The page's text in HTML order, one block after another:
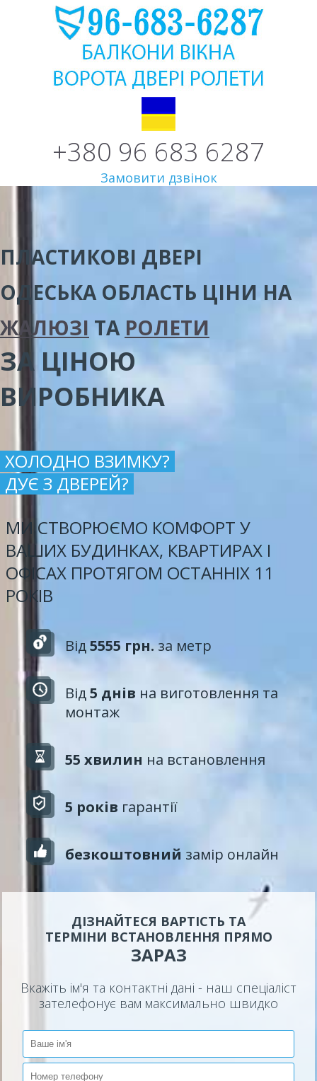
+380 96 683 6287
Замовити дзвінок
ПЛАСТИКОВІ ДВЕРІ
ОДЕСЬКА ОБЛАСТЬ ЦІНИ НА
ЖАЛЮЗІ ТА РОЛЕТИ
ЗА ЦІНОЮ
ВИРОБНИКА
ХОЛОДНО ВЗИМКУ?
ДУЄ З ДВЕРЕЙ?
МИ СТВОРЮЄМО КОМФОРТ У
ВАШИХ БУДИНКАХ, КВАРТИРАХ І
ОФІСАХ ПРОТЯГОМ ОСТАННІХ 11
РОКІВ
Від5555 грн.за метр
Від5 днів на виготовлення та
монтаж
55 хвилин на встановлення
5 років гарантії
безкоштовний замір онлайн
ДІЗНАЙТЕСЯ ВАРТІСТЬ ТА
ТЕРМІНИ ВСТАНОВЛЕННЯ ПРЯМО
ЗАРАЗ
Вкажіть ім'я та контактні дані - наш спеціаліст
зателефонує вам максимально швидко